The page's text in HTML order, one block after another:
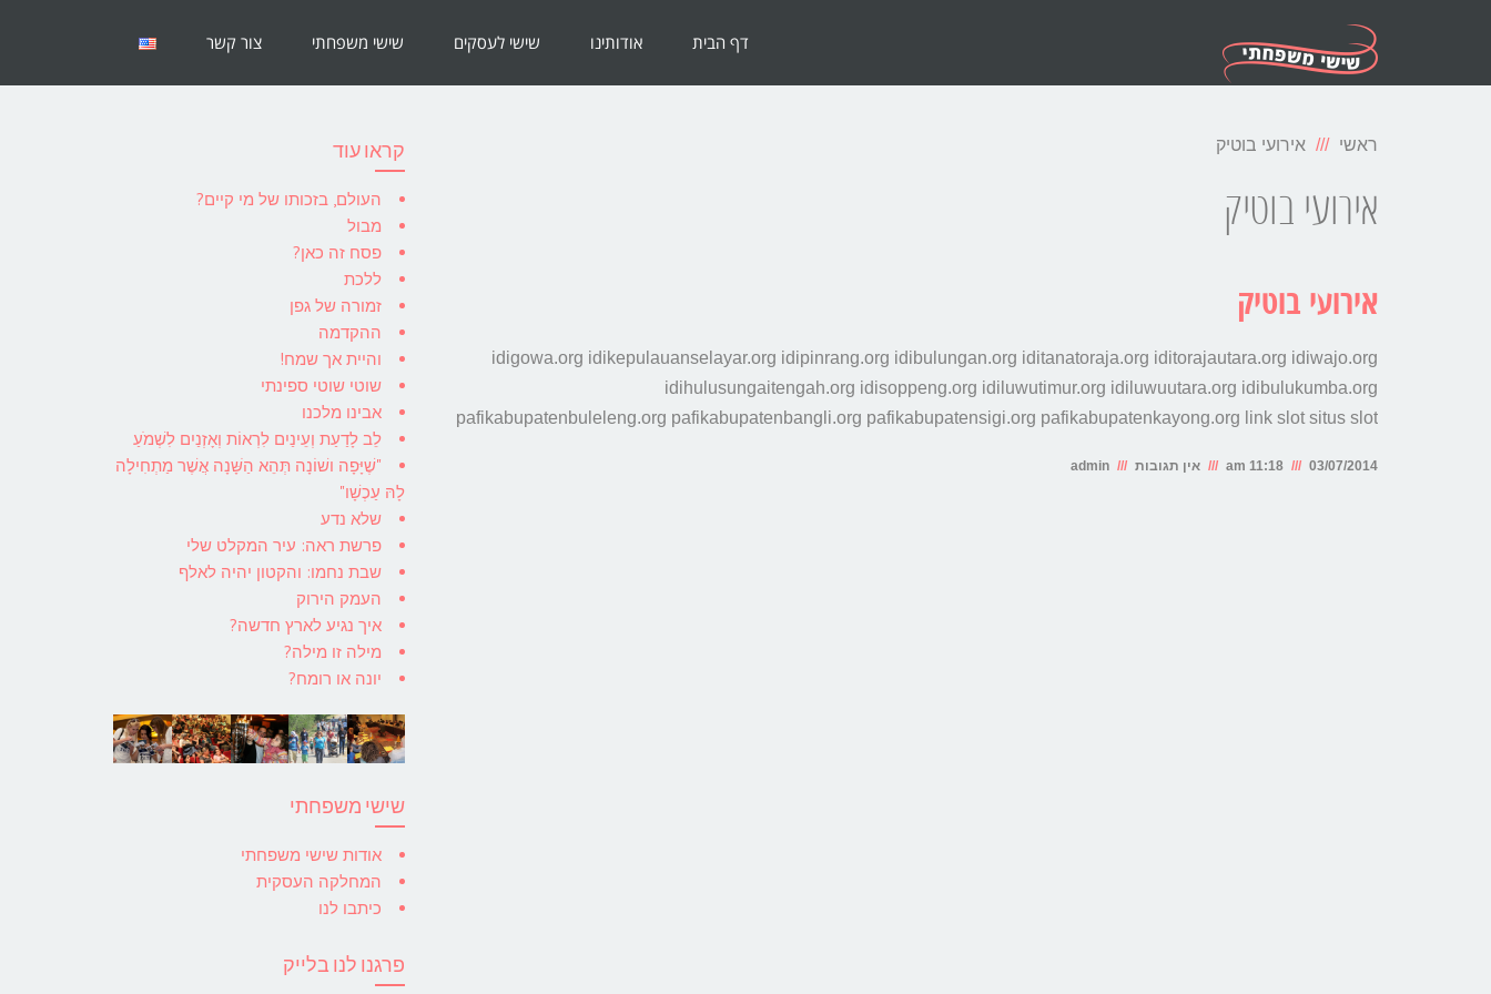
דף הבית אודותינו שישי לעסקים שישי משפחתי צור קשר
ראשי אירועי בוטיק
אירועי בוטיק
אירועי בוטיק
idigowa.org idikepulauanselayar.org idipinrang.org idibulungan.org iditanatoraja.org iditorajautara.org idiwajo.org
idihulusungaitengah.org idisoppeng.org idiluwutimur.org idiluwuutara.org idibulukumba.org
pafikabupatenbuleleng.org pafikabupatenbangli.org pafikabupatensigi.org pafikabupatenkayong.org link slot situs slot
03/07/2014
11:18 am אין תגובות admin
קראו עוד
העולם, בזכותו של מי קיים?
מבול
פסח זה כאן?
ללכת
זמורה של גפן
ההקדמה
והיית אך שמח!
שוטי שוטי ספינתי
אבינו מלכנו
לֵב לָדַעַת וְעֵינַיִם לִרְאוֹת וְאָזְנַיִם לִשְׁמֹעַ
"שֶׁיָּפָה ושׁוֹנָה תְּהֵא הַשָּׁנָה אֲשֶׁר מַתְחִילָה
לָהּ עַכְשָׁו"
שלא נדע
פרשת ראה: עיר המקלט שלי
שבת נחמו: והקטון יהיה לאלף
העמק הירוק
איך נגיע לארץ חדשה?
מילה זו מילה?
יונה או רומח?
שישי משפחתי
אודות שישי משפחתי
המחלקה העסקית
כיתבו לנו
פרגנו לנו בלייק